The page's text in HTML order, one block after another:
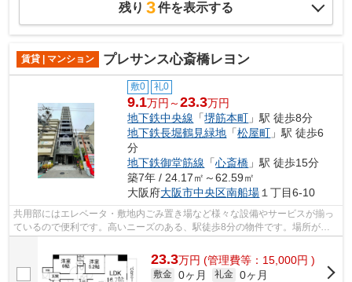
残り 3件を表示する
賃貸 | マンション プレサンス心斎橋レヨン
敷0 礼0
9.1万円～23.3万円
地下鉄中央線 「堺筋本町 」駅 徒歩8分
地下鉄長堀鶴見緑地 「松屋町 」駅 徒歩6
分
地下鉄御堂筋線 「心斎橋 」駅 徒歩15分
築7年 / 24.17㎡～62.59㎡
大阪府大阪市中央区南船場１丁目6-10
共用部にはエレベータ・敷地内ごみ置き場など様々な設備やサービスが揃っ
ているので便利です。高いニーズのある、駅徒歩8分の物件です。場所が平
23.3万円 (管理費等：15,000円 )
敷金 0ヶ月 礼金 0ヶ月